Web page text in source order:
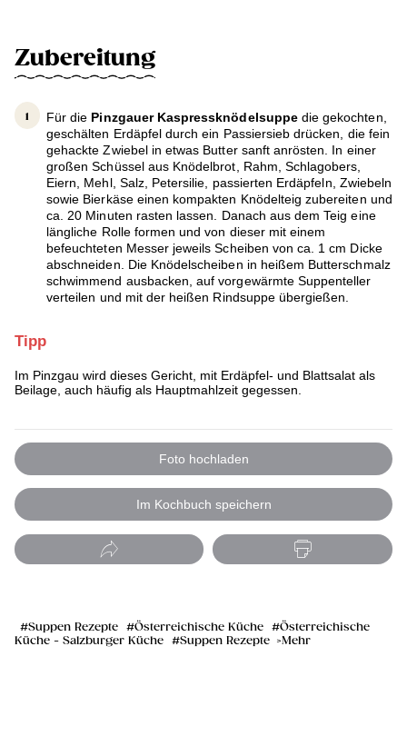
Zubereitung
Für die Pinzgauer Kaspressknödelsuppedie gekochten,
geschälten Erdäpfel durch ein Passiersieb drücken, die fein
gehackte Zwiebel in etwas Butter sanft anrösten. In einer
großen Schüssel aus Knödelbrot, Rahm, Schlagobers,
Eiern, Mehl, Salz, Petersilie, passierten Erdäpfeln, Zwiebeln
sowie Bierkäse einen kompakten Knödelteig zubereiten und
ca. 20 Minuten rasten lassen. Danach aus dem Teig eine
längliche Rolle formen und von dieser mit einem
befeuchteten Messer jeweils Scheiben von ca. 1 cm Dicke
abschneiden. Die Knödelscheiben in heißem Butterschmalz
schwimmend ausbacken, auf vorgewärmte Suppenteller
verteilen und mit der heißen Rindsuppe übergießen.
Tipp
Im Pinzgau wird dieses Gericht, mit Erdäpfel- und Blattsalat als
Beilage, auch häufig als Hauptmahlzeit gegessen.
Foto hochladen
Im Kochbuch speichern
Suppen Rezepte Österreichische Küche
Österreichische
Küche - Salzburger Küche
Suppen Rezepte Mehr